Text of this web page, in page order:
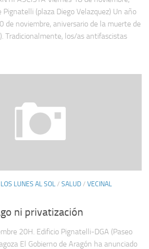
Pignatelli (plaza Diego Velazquez) Un año
de noviembre, aniversario de la muerte de
Tradicionalmente, los/as antifascistas
LOS LUNES AL SOL/ SALUD/ VECINAL
ni privatización
20H. Edificio Pignatelli-DGA (Paseo
El Gobierno de Aragón ha anunciado